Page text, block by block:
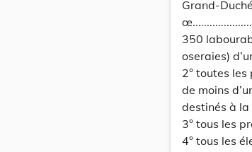
Grand-
350
oseraies)
2° toutes
de moins
destinés à la
3° tous les
4° tous les